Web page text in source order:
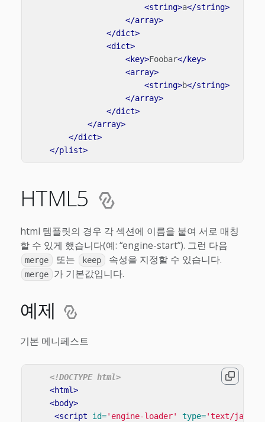
<string>a</string>
</array>
</dict>
<dict>
<key>Foobar</key>
<array>
<string>b</string>
</array>
</dict>
</array>
</dict>
</plist>
HTML5
html 템플릿의 경우 각 섹션에 이름을 붙여 서로 매칭
할 수 있게 했습니다(예: “engine-start”). 그런 다음
merge 또는 keep 속성을 지정할 수 있습니다.
merge 가 기본값입니다.
예제
기본 메니페스트
<!DOCTYPE html>
<html>
<body>
<script id='engine-loader' type='text/